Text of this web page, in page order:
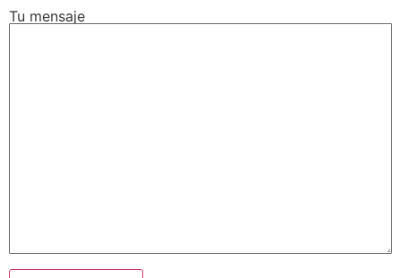
Tu mensaje